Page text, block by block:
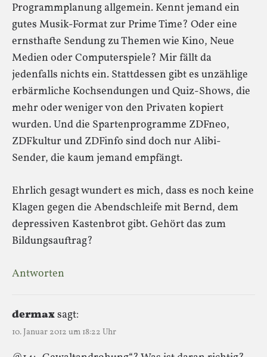
Programmplanung allgemein. Kennt jemand ein
gutes Musik-Format zur Prime Time? Oder eine
ernsthafte Sendung zu Themen wie Kino, Neue
Medien oder Computerspiele? Mir fällt da
jedenfalls nichts ein. Stattdessen gibt es unzählige
erbärmliche Kochsendungen und Quiz-Shows, die
mehr oder weniger von den Privaten kopiert
wurden. Und die Spartenprogramme ZDFneo,
ZDFkultur und ZDFinfo sind doch nur Alibi-
Sender, die kaum jemand empfängt.
Ehrlich gesagt wundert es mich, dass es noch keine
Klagen gegen die Abendschleife mit Bernd, dem
depressiven Kastenbrot gibt. Gehört das zum
Bildungsauftrag?
Antworten
dermaxsagt:
10. Januar 2012 um 18:22 Uhr